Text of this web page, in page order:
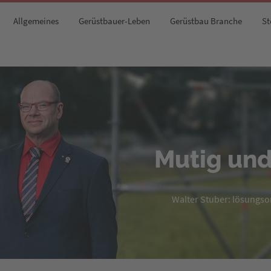
Allgemeines Gerüstbauer-Leben Gerüstbau Branche
Mutig
Walter Stuber: